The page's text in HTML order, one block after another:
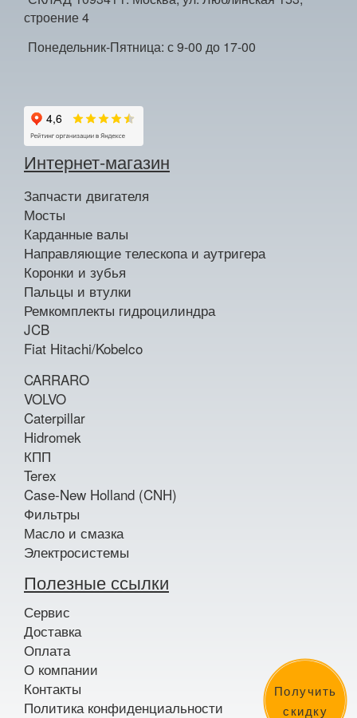
Получить
скидку
строение 4
Понедельник-Пятница: с 9-00 до 17-00
Интернет-магазин
Запчасти двигателя
Мосты
Карданные валы
Направляющие телескопа и аутригера
Коронки и зубья
Пальцы и втулки
Ремкомплекты гидроцилиндра
JCB
Fiat Hitachi/Kobelco
CARRARO
VOLVO
Caterpillar
Hidromek
КПП
Terex
Case-New Holland (CNH)
Фильтры
Масло и смазка
Электросистемы
Полезные ссылки
Сервис
Доставка
Оплата
О компании
Контакты
Политика конфиденциальности